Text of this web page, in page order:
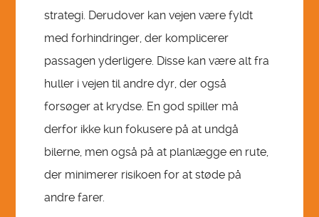
strategi. Derudover kan vejen være fyldt
med forhindringer, der komplicerer
passagen yderligere. Disse kan være alt fra
huller i vejen til andre dyr, der også
forsøger at krydse. En god spiller må
derfor ikke kun fokusere på at undgå
bilerne, men også på at planlægge en rute,
der minimerer risikoen for at støde på
andre farer.